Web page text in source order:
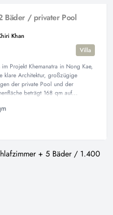
Bäder / privater Pool
Khan
Villa
Projekt Khemanatra in Nong Kae,
klare Architektur, großzügige
der private Pool und der
beträgt 168 qm auf...